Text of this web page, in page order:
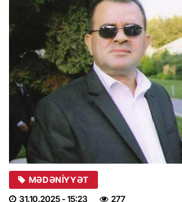
MƏDƏNIYYƏT
31.10.2025- 15:23 277